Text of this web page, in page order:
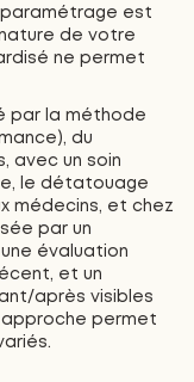
paramétrage est
de votre
ne permet
par la méthode
du
avec un soin
le détatouage
médecins, et chez
par un
évaluation
et un
après visibles
permet